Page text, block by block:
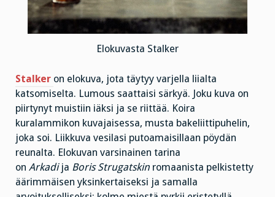
Elokuvasta Stalker
Stalker on elokuva, jota täytyy varjella liialta
katsomiselta. Lumous saattaisi särkyä. Joku kuva on
piirtynyt muistiin iäksi ja se riittää. Koira
kuralammikon kuvajaisessa, musta bakeliittipuhelin,
joka soi. Liikkuva vesilasi putoamaisillaan pöydän
reunalta. Elokuvan varsinainen tarina
on Arkadi ja Boris Strugatskin romaanista pelkistetty
äärimmäisen yksinkertaiseksi ja samalla